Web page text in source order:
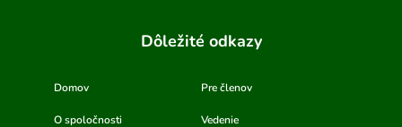
Dôležité odkazy
Domov Pre členov
O spoločnosti Vedenie